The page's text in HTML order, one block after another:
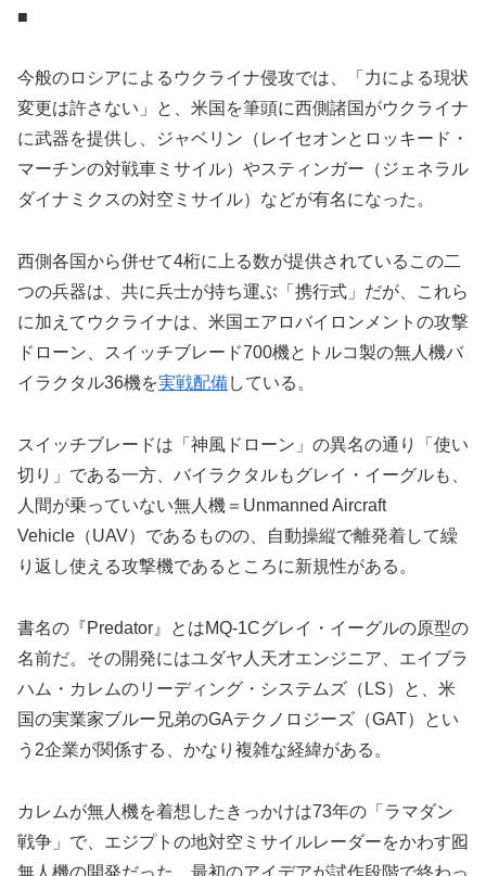
■
今般のロシアによるウクライナ侵攻では、「力による現状
変更は許さない」と、米国を筆頭に西側諸国がウクライナ
に武器を提供し、ジャベリン（レイセオンとロッキード・
マーチンの対戦車ミサイル）やスティンガー（ジェネラル
ダイナミクスの対空ミサイル）などが有名になった。
西側各国から併せて4桁に上る数が提供されているこの二
つの兵器は、共に兵士が持ち運ぶ「携行式」だが、これら
に加えてウクライナは、米国エアロバイロンメントの攻撃
ドローン、スイッチブレード700機とトルコ製の無人機バ
イラクタル36機を実戦配備している。
スイッチブレードは「神風ドローン」の異名の通り「使い
切り」である一方、バイラクタルもグレイ・イーグルも、
人間が乗っていない無人機＝Unmanned Aircraft
Vehicle（UAV）であるものの、自動操縦で離発着して繰
り返し使える攻撃機であるところに新規性がある。
書名の『Predator』とはMQ-1Cグレイ・イーグルの原型の
名前だ。その開発にはユダヤ人天才エンジニア、エイブラ
ハム・カレムのリーディング・システムズ（LS）と、米
国の実業家ブルー兄弟のGAテクノロジーズ（GAT）とい
う2企業が関係する、かなり複雑な経緯がある。
カレムが無人機を着想したきっかけは73年の「ラマダン
戦争」で、エジプトの地対空ミサイルレーダーをかわす囮
無人機の開発だった。最初のアイデアが試作段階で終わっ